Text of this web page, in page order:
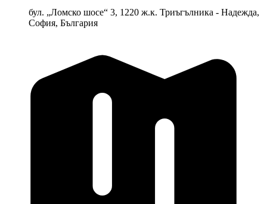
бул. „Ломско шосе“ 3, 1220 ж.к. Триъгълника - Надежда,
София, България